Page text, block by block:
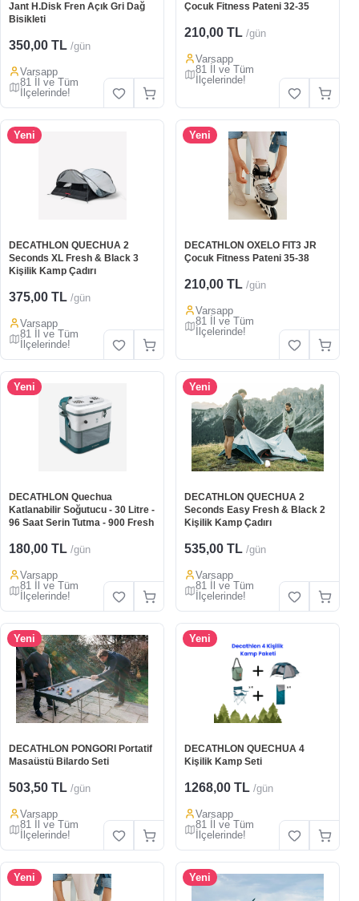
Jant H.Disk Fren Açık Gri Dağ
Bisikleti
350,00 TL /gün
Varsapp
81 İl ve Tüm
İlçelerinde!
Çocuk Fitness Pateni 32-35
210,00 TL /gün
Varsapp
81 İl ve Tüm
İlçelerinde!
Yeni
DECATHLON QUECHUA 2
Seconds XL Fresh & Black 3
Kişilik Kamp Çadırı
375,00 TL /gün
Varsapp
81 İl ve Tüm
İlçelerinde!
Yeni
DECATHLON OXELO FIT3 JR
Çocuk Fitness Pateni 35-38
210,00 TL /gün
Varsapp
81 İl ve Tüm
İlçelerinde!
Yeni
DECATHLON Quechua
Katlanabilir Soğutucu - 30 Litre -
96 Saat Serin Tutma - 900 Fresh
180,00 TL /gün
Varsapp
81 İl ve Tüm
İlçelerinde!
Yeni
DECATHLON QUECHUA 2
Seconds Easy Fresh & Black 2
Kişilik Kamp Çadırı
535,00 TL /gün
Varsapp
81 İl ve Tüm
İlçelerinde!
Yeni
DECATHLON PONGORI Portatif
Masaüstü Bilardo Seti
503,50 TL /gün
Varsapp
81 İl ve Tüm
İlçelerinde!
Yeni
DECATHLON QUECHUA 4
Kişilik Kamp Seti
1268,00 TL /gün
Varsapp
81 İl ve Tüm
İlçelerinde!
Yeni Yeni